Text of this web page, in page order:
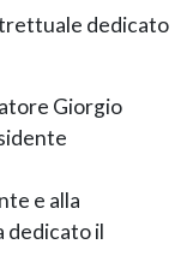
dedicato
Giorgio
e alla
dedicato il